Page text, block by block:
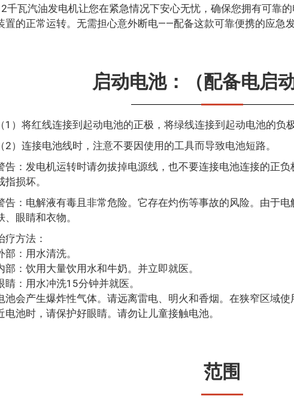
千瓦汽油发电机让您在紧急情况下安心无忧，确保您拥有可靠
置的正常运转。无需担心意外断电——配备这款可靠便携的应急
启动电池：（配备电启动
（1）将红线连接到起动电池的正极，将绿线连接到起动电池的负
（2）连接电池线时，注意不要因使用的工具而导致电池短路。
告：发电机运转时请勿拔掉电源线，也不要连接电池连接的正
指损坏。
告：电解液有毒且非常危险。它存在灼伤等事故的风险。由于
、眼睛和衣物。
疗方法：
部：用水清洗。
部：饮用大量饮用水和牛奶。并立即就医。
睛：用水冲洗15分钟并就医。
池会产生爆炸性气体。请远离雷电、明火和香烟。在狭窄区域
电池时，请保护好眼睛。请勿让儿童接触电池。
范围